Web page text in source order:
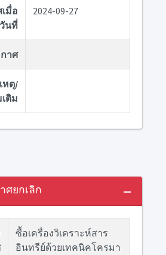
มื่อ
วันที่
2024-09-27
าศ
หตุ/
ติม
ศยกเลิก
ซื้อเครื่องวิเคราะห์สาร
อินทรีย์ด้วยเทคนิคโครมา